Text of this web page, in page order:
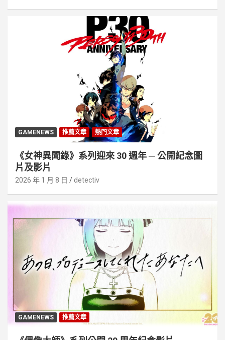
GAMENEWS 推薦文章 熱門文章
《女神異聞錄》系列迎來 30 週年 ─ 公開紀念圖
片及影片
2026 年 1 月 8 日 detectiv
GAMENEWS 推薦文章